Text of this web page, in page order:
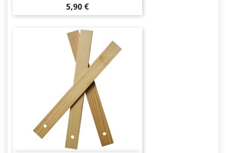
Pris
5,90 €